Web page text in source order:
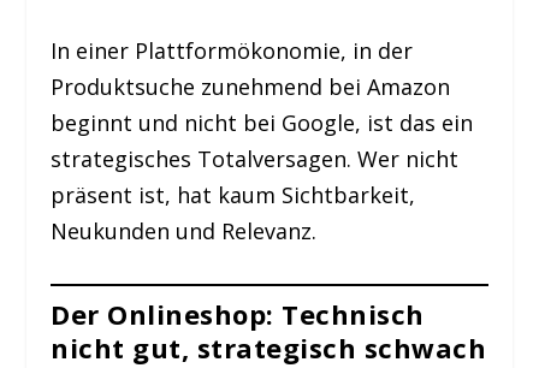
In einer Plattformökonomie, in der
Produktsuche zunehmend bei Amazon
beginnt und nicht bei Google, ist das ein
strategisches Totalversagen. Wer nicht
präsent ist, hat kaum Sichtbarkeit,
Neukunden und Relevanz.
Der Onlineshop: Technisch
nicht gut, strategisch schwach